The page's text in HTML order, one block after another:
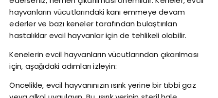
hayvanların vücutlarındaki kanı emmeye devam
ederler ve bazı keneler tarafından bulaştırılan
hastalıklar evcil hayvanlar için de tehlikeli olabilir.
Kenelerin evcil hayvanların vücutlarından çıkarılması
için, aşağıdaki adımları izleyin:
Öncelikle, evcil hayvanınızın ısırık yerine bir tıbbi gaz